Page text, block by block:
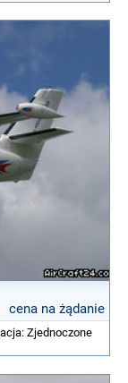
cena na żądanie
Zjednoczone